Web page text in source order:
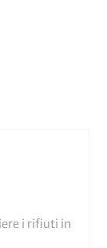
i rifiuti in